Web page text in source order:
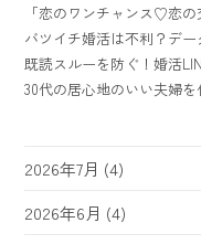
「恋のワンチャンス♡恋
バツイチ婚活は不利？デ
既読スルーを防ぐ！婚活
30代の居心地のいい夫婦を
2026年7月 (4)
2026年6月 (4)